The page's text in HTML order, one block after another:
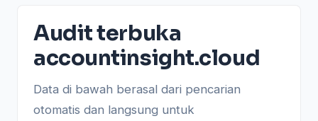
Audit terbuka
accountinsight.cloud
Data di bawah berasal dari pencarian
otomatis dan langsung untuk